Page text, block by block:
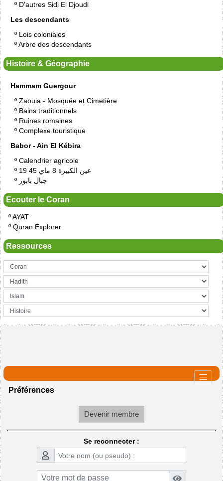
º D'autres Sidi El Djoudi
Les descendants
º Lois coloniales
ºArbre des descendants
Histoire & Géographie
Hammam Guergour
º Zaouia - Mosquée et Cimetière
º Bains traditionnels
º Ruines romaines
º Complexe touristique
Babor - Ain El Kébira
º Calendrier agricole
º
19 عين الكبيرة 8 ماي 45
º جبال بابور
Ecouter le Coran
ºAYAT
º Quran Explorer
Ressources
Préférences
Devenir membre
Se reconnecter :